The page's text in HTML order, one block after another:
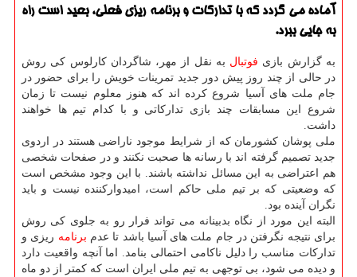
آماده می گردد كه با تداركات و برنامه ریزی فعلی، بعید است راه
به جایی ببرد.
به گزارش بازی فوتبال به نقل از مهر، شاگردان كارلوس كی روش
در حالی از چند روز پیش دور جدید تمرینات خویش را برای حضور در
جام ملت های آسیا شروع كرده اند كه هنوز معلوم نیست تا زمان
شروع این مسابقات چند بازی تداركاتی و با كدام تیم ها خواهند
داشت.
ملی پوشان كشورمان كه از شرایط موجود ناراضی هستند در اردوی
جدید تصمیم گرفته اند با رسانه ها صحبت نكنند و در صفحات شخصی
هم اعتراضی به این مسائل نداشته باشند. با این وجود مشخص است
كه وضعیتی كه بر تیم ملی حاكم است، امیدواركننده نیست و باید
نگران آینده بود.
البته این مورد از نگاه بدبینانه می تواند فرار رو به جلوی كی روش
برای نتیجه نگرفتن در جام ملت های آسیا باشد تا عدم برنامه ریزی و
تداركات مناسب را دلیل ناكامی احتمالی بنامد. اما آنچه واقعیت دارد
و دیده می شود، بی توجهی به تیم ملی ایران است كه كمتر از دو ماه